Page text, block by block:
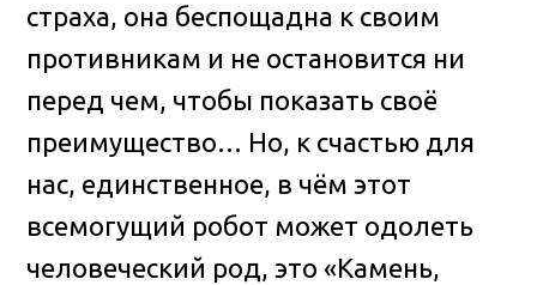
страха, она беспощадна к своим
противникам и не остановится ни
перед чем, чтобы показать своё
преимущество… Но, к счастью для
нас, единственное, в чём этот
всемогущий робот может одолеть
человеческий род, это «Камень,